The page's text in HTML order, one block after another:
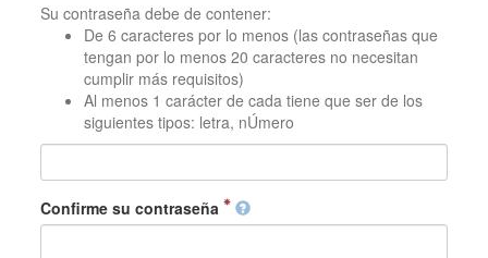
Su contraseña debe de contener:
De 6 caracteres por lo menos (las contraseñas que
tengan por lo menos 20 caracteres no necesitan
cumplir más requisitos)
Al menos 1 carácter de cada tiene que ser de los
siguientes tipos: letra, nÚmero
Confirme su contraseña